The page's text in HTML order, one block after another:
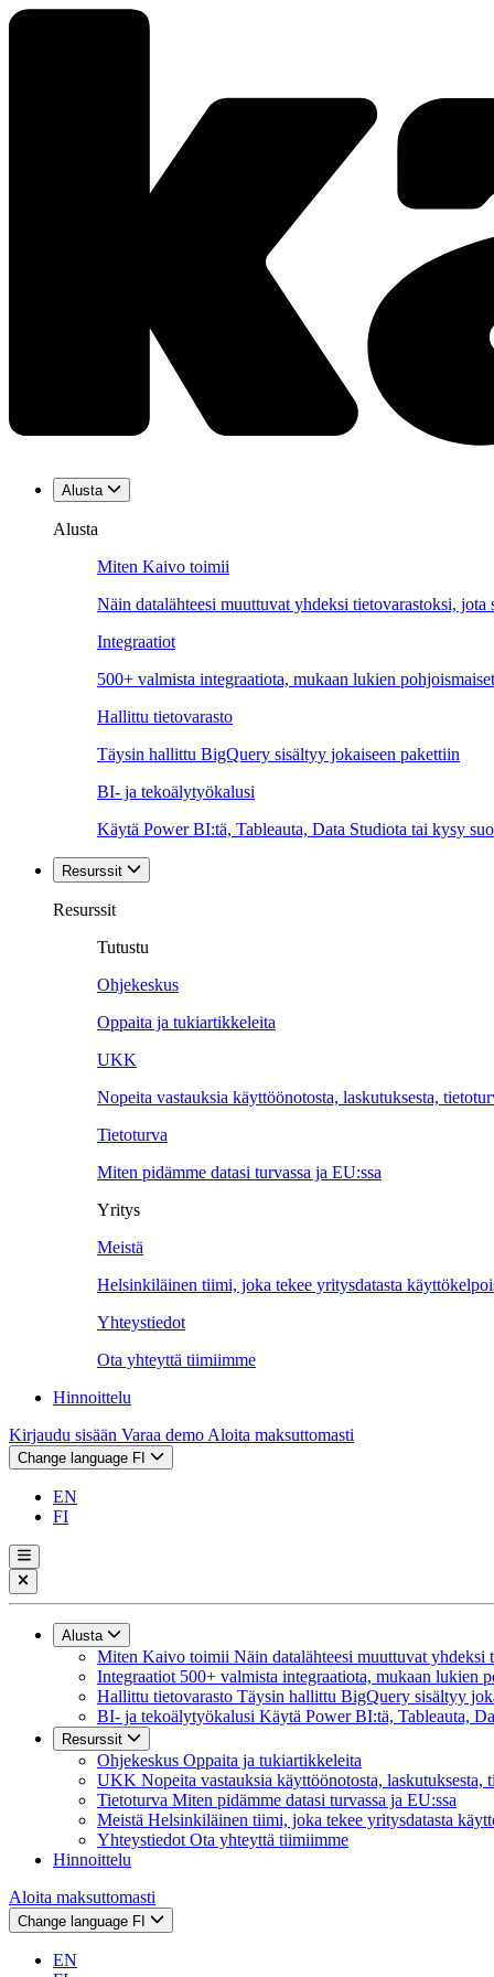
Alusta
Alusta
Miten Kaivo toimii
Näin datalähteesi muuttuvat yhdeksi tietovarastoksi, jota
Integraatiot
500+ valmista integraatiota, mukaan lukien
Hallittu tietovarasto
Täysin hallittu BigQuery sisältyy jokaiseen pakettiin
BI- ja tekoälytyökalusi
Käytä Power BI:tä, Tableauta, Data Studiota tai kysy
Resurssit
Resurssit
Tutustu
Ohjekeskus
Oppaita ja tukiartikkeleita
UKK
Nopeita vastauksia käyttöönotosta, laskutuksesta,
Tietoturva
Miten pidämme datasi turvassa ja EU:ssa
Yritys
Meistä
Helsinkiläinen tiimi, joka tekee yritysdatasta
Yhteystiedot
Ota yhteyttä tiimiimme
Hinnoittelu
Kirjaudu sisään Varaa demo Aloita maksuttomasti
Change language FI
EN
FI
Alusta
Miten Kaivo toimii Näin datalähteesi muuttuvat yhdeksi
Integraatiot 500+ valmista integraatiota, mukaan lukien
Hallittu tietovarasto Täysin hallittu BigQuery sisältyy
BI- ja tekoälytyökalusi Käytä Power BI:tä, Tableauta,
Resurssit
Ohjekeskus Oppaita ja tukiartikkeleita
UKK Nopeita vastauksia käyttöönotosta, laskutuksesta,
Tietoturva Miten pidämme datasi turvassa ja EU:ssa
Meistä Helsinkiläinen tiimi, joka tekee yritysdatasta
Yhteystiedot Ota yhteyttä tiimiimme
Hinnoittelu
Aloita maksuttomasti
Change language FI
EN